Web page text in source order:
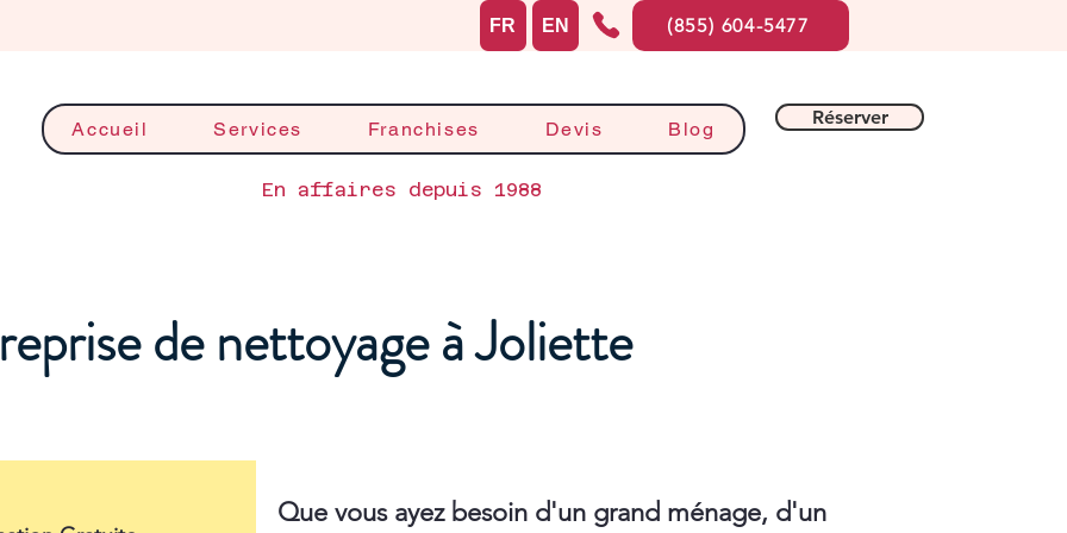
Accueil Services Franchises Devis Blog
Réserver
En affaires depuis 1988
FR EN (855) 604-5477
de nettoyage à Joliette
Que vous ayez besoin d'un grand ménage, d'un